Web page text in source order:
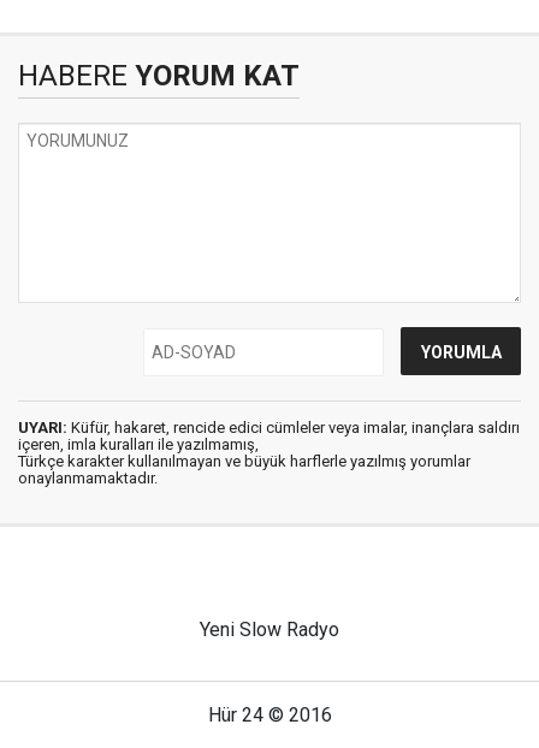
HABERE YORUM KAT
UYARI: Küfür, hakaret, rencide edici cümleler veya imalar, inançlara saldırı
içeren, imla kuralları ile yazılmamış,
Türkçe karakter kullanılmayan ve büyük harflerle yazılmış yorumlar
onaylanmamaktadır.
Yeni Slow Radyo
Hür 24 © 2016